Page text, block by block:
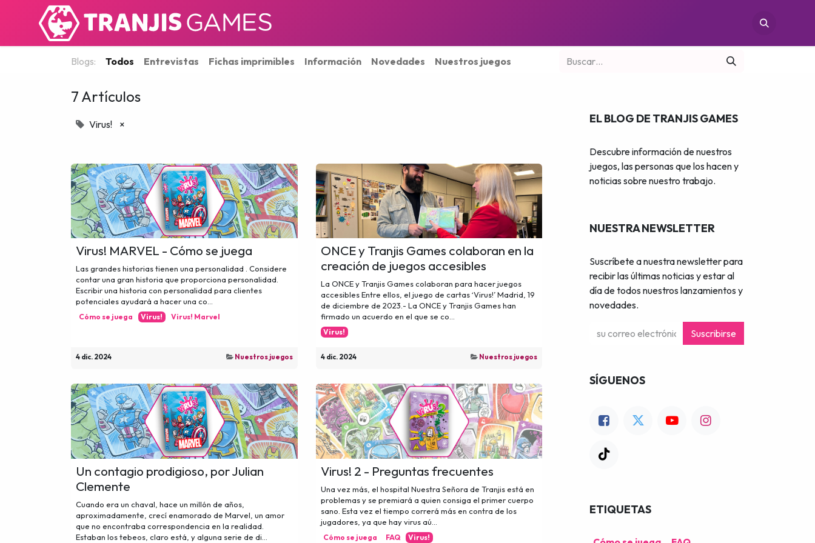
Blogs: Todos Entrevistas Fichas imprimibles Información Novedades Nuestros juegos
7 Artículos
Virus! ×
Virus! MARVEL - Cómo se juega
Las grandes historias tienen una personalidad . Considere
contar una gran historia que proporciona personalidad.
Escribir una historia con personalidad para clientes
potenciales ayudará a hacer una co...
Cómo se juega Virus! Virus! Marvel
4 dic. 2024 Nuestros juegos
ONCE y Tranjis Games colaboran en la
creación de juegos accesibles
La ONCE y Tranjis Games colaboran para hacer juegos
accesibles Entre ellos, el juego de cartas ‘Virus!’ Madrid, 19
de diciembre de 2023.- La ONCE y Tranjis Games han
firmado un acuerdo en el que se co...
Virus!
4 dic. 2024 Nuestros juegos
Un contagio prodigioso, por Julian
Clemente
Cuando era un chaval, hace un millón de años,
aproximadamente, crecí enamorado de Marvel, un amor
que no encontraba correspondencia en la realidad.
Estaban los tebeos, claro está, y alguna serie de di...
Virus! 2 - Preguntas frecuentes
Una vez más, el hospital Nuestra Señora de Tranjis está en
problemas y se premiará a quien consiga el primer cuerpo
sano. Esta vez el tiempo correrá más en contra de los
jugadores, ya que hay virus aú...
Cómo se juega FAQ Virus!
EL BLOG DE TRANJIS GAMES
Descubre información de nuestros
juegos, las personas que los hacen y
noticias sobre nuestro trabajo.
NUESTRA NEWSLETTER
Suscríbete a nuestra newsletter para
recibir las últimas noticias y estar al
día de todos nuestros lanzamientos y
novedades.
Suscribirse
SÍGUENOS
ETIQUETAS